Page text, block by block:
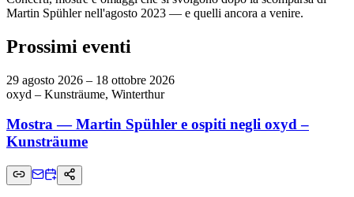
Martin Spühler nell'agosto 2023 — e quelli ancora a venire.
Prossimi eventi
29 agosto 2026 – 18 ottobre 2026
oxyd – Kunsträume, Winterthur
Mostra — Martin Spühler e ospiti negli oxyd –
Kunsträume